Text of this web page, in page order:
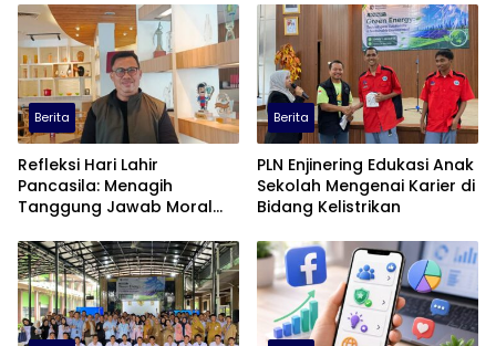
Berita
Refleksi Hari Lahir
Pancasila: Menagih
Tanggung Jawab Moral
Berita
PLN Enjinering Edukasi Anak
Sekolah Mengenai Karier di
Bidang Kelistrikan